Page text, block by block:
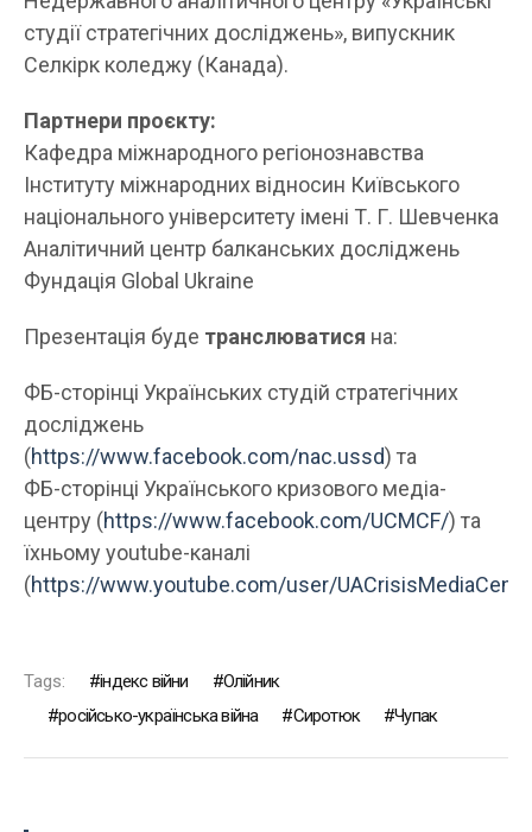
студії стратегічних досліджень», випускник
Селкірк коледжу (Канада).
Партнери проєкту:
Кафедра міжнародного регіонознавства
Інституту міжнародних відносин Київського
національного університету імені Т. Г. Шевченка
Аналітичний центр балканських досліджень
Фундація Global Ukraine
Презентація буде транслюватися на:
ФБ-сторінці Українських студій стратегічних
досліджень
(https://www.facebook.com/nac.ussd) та
ФБ-сторінці Українського кризового медіа-
центру (https://www.facebook.com/UCMCF/) та
їхньому youtube-каналі
(https://www.youtube.com/user/
Tags: індекс війни
Олійник
російсько-українська війна
Сиротюк Чупак